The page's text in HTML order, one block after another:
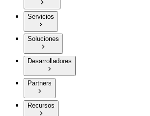
Servicios
Soluciones
Desarrolladores
Partners
Recursos